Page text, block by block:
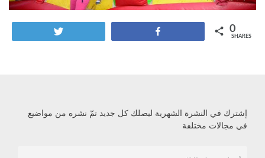
0
SHARES
إشترك في النشرة الشهرية ليصلك كل جديد تمّ نشره من مواضيع
في مجالات مختلفة